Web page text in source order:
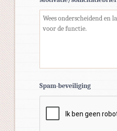
Spam-beveiliging